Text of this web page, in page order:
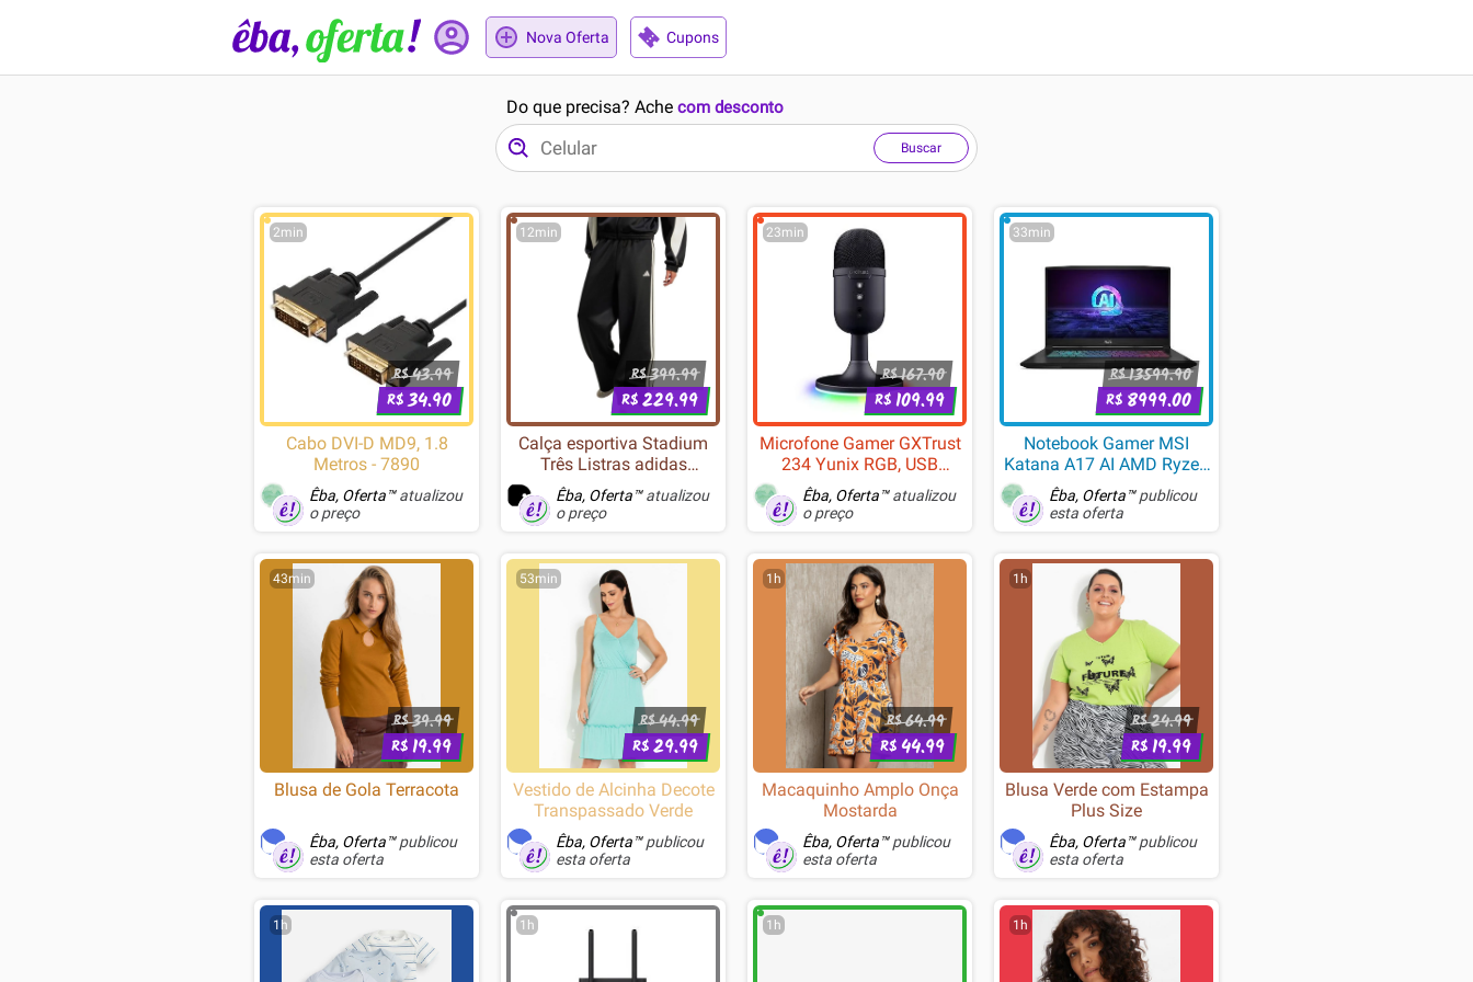
Nova Oferta Cupons
Do que precisa? Ache com desconto
Buscar
2min
R$43.99
R$34.90
Cabo DVI-D MD9, 1.8
Metros - 7890
Êba, Oferta™atualizou
o preço
12min
R$399.99
R$229.99
Calça esportiva Stadium
Três Listras adidas
Sportswear Preto
Êba, Oferta™atualizou
o preço
23min
R$167.90
R$109.99
Microfone Gamer GXTrust
234 Yunix RGB, USB
Compacto, Filtro Pop e
Mudo, Preto - 25372
Êba, Oferta™atualizou
o preço
33min
R$13599.90
R$ 8999.00
Notebook Gamer MSI
Katana A17 AI AMD Ryzen
7-8845HS, 16GB RAM, SSD
512GB, 15.6" 144Hz,
GeForce RTX 4060, Win
1003
Êba, Oferta™publicou
esta oferta
43min
R$39.99
R$19.99
Blusa de Gola Terracota
Êba, Oferta™publicou
esta oferta
53min
R$44.99
R$29.99
Vestido de Alcinha Decote
Transpassado Verde
Êba, Oferta™publicou
esta oferta
1h
R$64.99
R$44.99
Macaquinho Amplo Onça
Mostarda
Êba, Oferta™publicou
esta oferta
1h
R$24.99
R$19.99
Blusa Verde com Estampa
Plus Size
Êba, Oferta™publicou
esta oferta
1h 1h 1h 1h